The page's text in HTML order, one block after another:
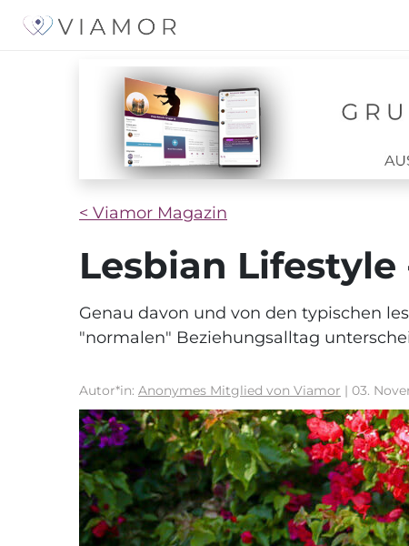
< Viamor Magazin
Lesbian
Genau davon und von den typischen
"normalen" Beziehungsalltag
Autor*in: Anonymes Mitglied von Viamor | 03.